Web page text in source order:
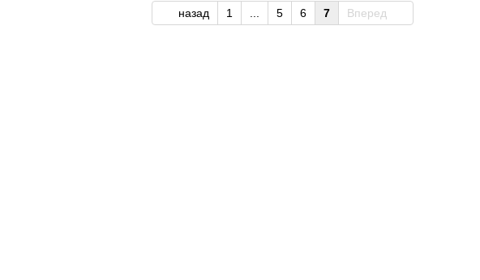
назад 1 5 6 7 Вперед